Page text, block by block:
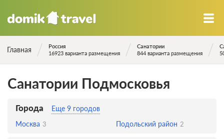
Главная
Россия
16923 варианта размещения
Санатории
844 варианта размещения
Санатории Подмосковья
Города
Еще 9 городов
Москва 3 Подольский район 2